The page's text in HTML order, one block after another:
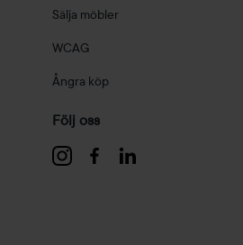
Sälja möbler
WCAG
Ångra köp
Följ oss